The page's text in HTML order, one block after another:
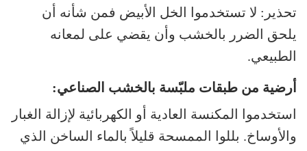
تحذير: لا تستخدموا الخل الأبيض فمن شأنه أن
يلحق الضرر بالخشب وأن يقضي على لمعانه
الطبيعي.
أرضية من طبقات ملبّسة بالخشب الصناعي:
استخدموا المكنسة العادية أو الكهربائية لإزالة الغبار
والأوساخ. بللوا الممسحة قليلاً بالماء الساخن الذي